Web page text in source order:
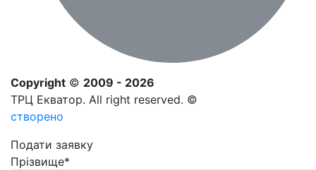
Copyright © 2009 - 2026
ТРЦ Екватор. All right reserved. ©
створено
Подати заявку
Прізвище*